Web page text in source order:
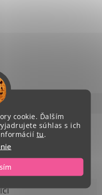
cookie. Ďalším
súhlas s ich
tu.